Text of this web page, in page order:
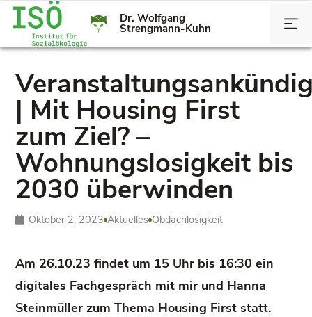
Dr. Wolfgang
Strengmann-Kuhn
| Mit Housing First
zum Ziel? –
Wohnungslosigkeit bis
2030 überwinden
Oktober 2, 2023 Aktuelles Obdachlosigkeit
Am 26.10.23 findet um 15 Uhr bis 16:30 ein
digitales Fachgespräch mit mir und Hanna
Steinmüller zum Thema Housing First statt.